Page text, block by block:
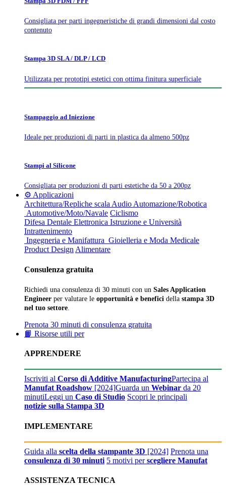
Consigliata per parti ingegneristiche di grandi dimensioni dal costo
contenuto
Stampa 3D SLA / DLP / LCD
Utilizzata per prototipi estetici con ottima finitura superficiale
Stampaggio ad Iniezione
Ideale per produzioni di parti in plastica da almeno 500pz
Stampi al Silicone
Consigliata per produzioni di parti estetiche da 50 a 200pz
⚙️ Applicazioni
Architettura/Repliche scala Audio Automazione/Robotica
Automotive/Moto/Navale Ciclismo
Difesa Dentale Elettronica Istruzione e Università
Intrattenimento
Ingegneria e Manifattura Gioielleria e Moda Medicale
Product Design Alimentare
Consulenza gratuita
Richiedi una consulenza di 30 minuti con un Sales Application
Engineer per valutare le opportunità e benefici della stampa 3D
nel tuo settore
Prenota 30 minuti di consulenza gratuita
📙 Risorse utili per
APPRENDERE
Iscriviti al Corso di Additive ManufacturingPartecipa al
Manufat Roadshow [2024]Guarda un Webinar da 20
minutiLeggi un Caso di Studio Scopri le principali
notizie sulla Stampa 3D
IMPLEMENTARE
Guida alla scelta della stampante 3D [2024] Prenota una
consulenza di 30 minuti 5 motivi perscegliere Manufat
ASSISTENZA TECNICA